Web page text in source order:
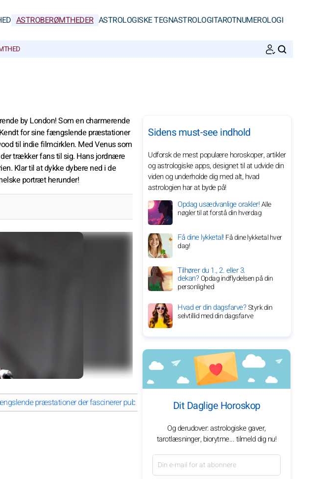
ASTROBERØMTHEDER ASTROLOGISKE TEGNASTROLOGITAROTNUMEROLOGI
by London! Som en charmerende
for sine fængslende præstationer
til indie filmcirklen. Med Venus som
trækker fans til sig. Hans jordnære
Klar til at dykke dybere ned i de
portræt herunder!
præstationer der fascinerer publikum Robert Pattinsons bemærkelsesværdige rejse i
Sidens must-see indhold
Udforsk de mest populære horoskoper, artikler
og astrologiske apps, designet til at udvide din
viden og underholde dig med alt, hvad
astrologien har at byde på!
Opdag usædvanlige orakler!Alle
nøgler til at forstå din hverdag
Få dine lykketal!Få dine lykketal hver
dag!
Tilhører du 1., 2. eller 3.
dekan?Opdag indflydelsen på din
personlighed
Hvad er din dagsfarve?Styrk din
selvtillid med din dagsfarve
Dit Daglige Horoskop
Og derudover: astrologiske gaver,
tarotlæsninger, biorytme... tilmeld dig nu!